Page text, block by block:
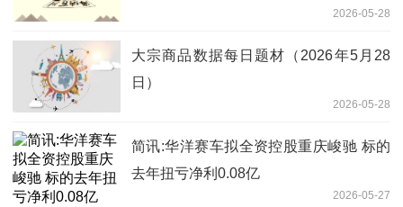
2026-05-28
大宗商品数据每日题材（2026年5月28
日）​
2026-05-28
简讯:华洋赛车拟全资控股重庆峻驰 标的
去年扭亏净利0.08亿
2026-05-27